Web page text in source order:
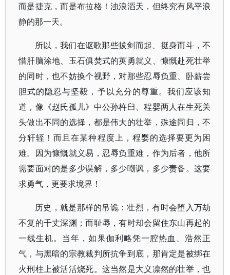
而是捷克，而是布拉格！浊浪滔天，但终究有风平浪
静的那一天。
所以，我们在讴歌那些拔剑而起、挺身而斗，不
惜肝脑涂地、玉石俱焚式的英勇就义、慷慨赴死壮举
的同时，也不妨换个视野，对那些忍辱负重、卧薪尝
胆式的隐忍与坚毅，予以充分的尊重。我们应该知
道，像《赵氏孤儿》中公孙杵臼、程婴两人在生死关
头做出不同的选择，都是伟大的壮举，殊途同归，不
分轩轾！而且在某种程度上，程婴的选择要更为困
难。因为慷慨就义易，忍辱负重难，作为后者，他所
需要面对的是多少误解，多少嘲讽，多少责备。这要
求勇气，更要求境界！
历史，就是那样的吊诡：壮烈，有时会堕入万劫
不复的千丈深渊；而耻辱，有时却会留住东山再起的
一线生机。当年，如果伽利略凭一腔热血、浩然正
气，与黑暗的宗教裁判所抗争到底，那肯定是被绑在
火刑柱上被活活烧死。这当然是大义凛然的壮举，也